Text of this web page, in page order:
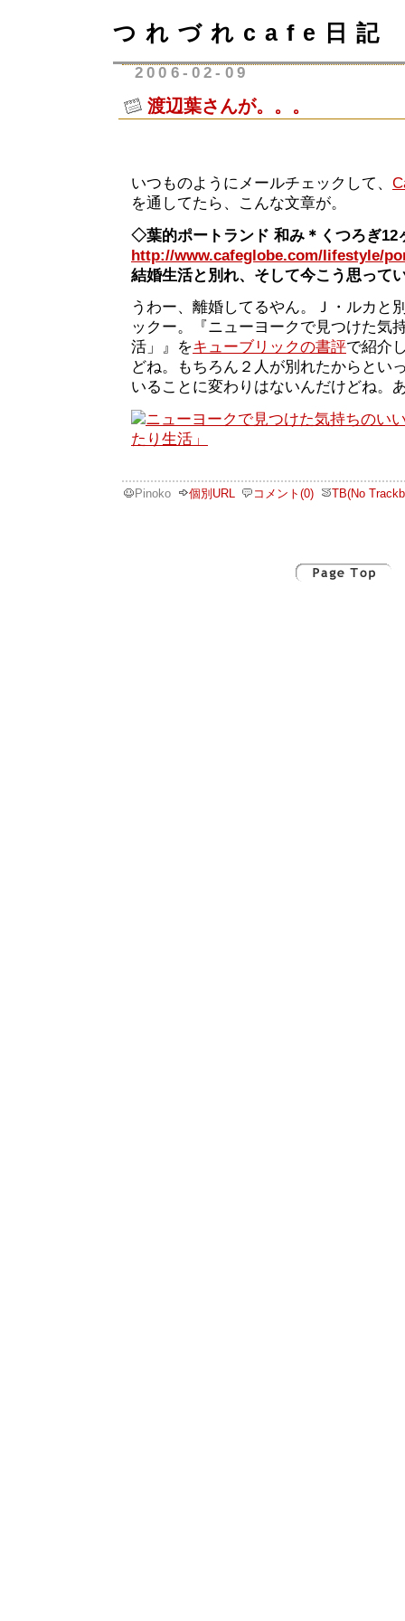
つれづれcafe日記
2006-02-09
渡辺葉さんが。。。
いつものようにメールチェックして、
を通してたら、こんな文章が。
◇葉的ポートランド 和み＊くつろぎ12
http://www.cafeglobe.com/lifestyle/
結婚生活と別れ、そして今こう思って
うわー、離婚してるやん。Ｊ・ルカと
ックー。『ニューヨークで見つけた気
活」』をキューブリックの書評で紹介
どね。もちろん２人が別れたからとい
いることに変わりはないんだけどね。
Pinoko 個別URL コメント(0) TB(No